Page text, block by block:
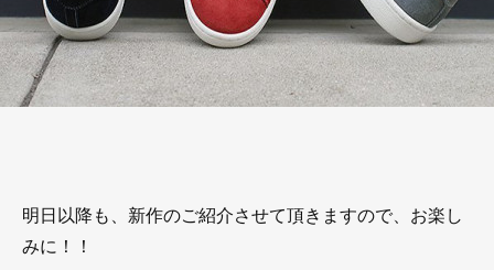
明日以降も、新作のご紹介させて頂きますので、お楽し
みに！！